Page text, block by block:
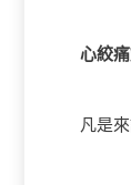
心絞痛
凡是來說